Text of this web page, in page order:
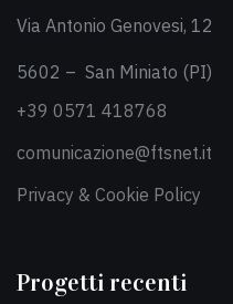
Via Antonio Genovesi, 12
5602 – San Miniato (PI)
+39 0571 418768
comunicazione@ftsnet.it
Privacy & Cookie Policy
Progetti recenti